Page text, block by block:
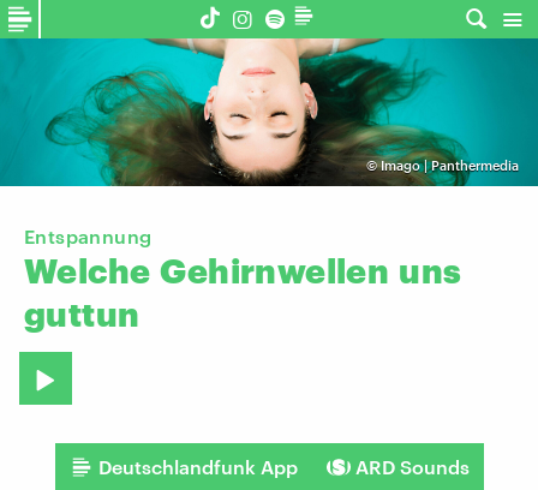
©Imago | Panthermedia
Entspannung
Welche Gehirnwellen uns
guttun
Deutschlandfunk App ARD Sounds